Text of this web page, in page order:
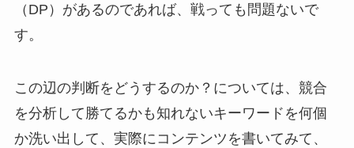
（DP）があるのであれば、戦っても問題ないで
す。
この辺の判断をどうするのか？については、競合
を分析して勝てるかも知れないキーワードを何個
か洗い出して、実際にコンテンツを書いてみて、